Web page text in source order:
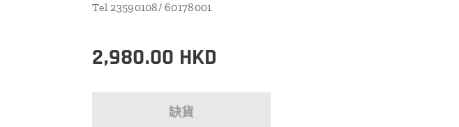
Tel 23590108/ 60178001
2,980.00 HKD
缺貨